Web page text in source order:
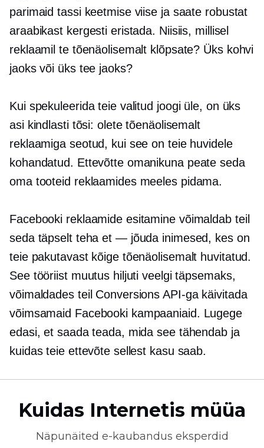
parimaid tassi keetmise viise ja saate robustat
araabikast kergesti eristada. Niisiis, millisel
reklaamil te tõenäolisemalt klõpsate? Üks kohvi
jaoks või üks tee jaoks?
Kui spekuleerida teie valitud joogi üle, on üks
asi kindlasti tõsi: olete tõenäolisemalt
reklaamiga seotud, kui see on teie huvidele
kohandatud. Ettevõtte omanikuna peate seda
oma tooteid reklaamides meeles pidama.
Facebooki reklaamide esitamine võimaldab teil
seda täpselt tehaet — jõuda inimesed, kes on
teie pakutavast kõige tõenäolisemalt huvitatud.
See tööriist muutus hiljuti veelgi täpsemaks,
võimaldades teil Conversions API-ga käivitada
võimsamaid Facebooki kampaaniaid. Lugege
edasi, et saada teada, mida see tähendab ja
kuidas teie ettevõte sellest kasu saab.
Kuidas Internetis müüa
Näpunäited e-kaubandus eksperdid